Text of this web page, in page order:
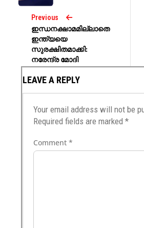
Previous
ഇന്ധനക്ഷാമമില്ലാതെ
ഇന്ത്യയെ
സുരക്ഷിതമാക്കി:
നരേന്ദ്ര മോദി
LEAVE A REPLY
Your email address will not be
Required fields are marked*
Comment*